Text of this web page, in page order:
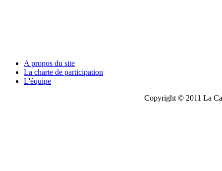
A propos du site
La charte de participation
L'équipe
Copyright © 2011 La